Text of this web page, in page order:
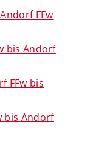
FFw
bis Andorf
FFw bis
bis Andorf